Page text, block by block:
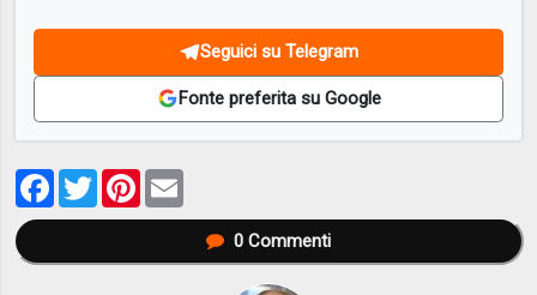
Seguici su Telegram
Fonte preferita su Google
Facebook
TwitterPinterest
0Commenti